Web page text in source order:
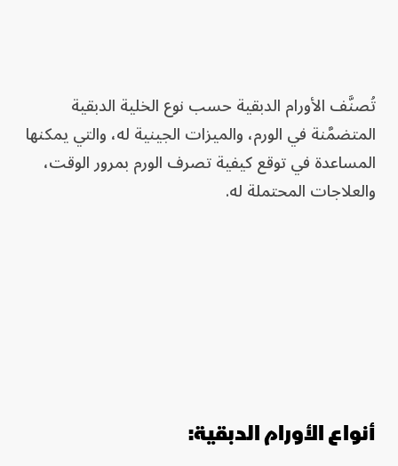
تُصنَّف الأورام الدبقية حسب نوع الخلية الدبقية
المتضمَّنة في الورم، والميزات الجينية له، والتي يمكنها
المساعدة في توقع كيفية تصرف الورم بمرور الوقت،
والعلاجات المحتملة له.
أنواع الأورام الدبقية: